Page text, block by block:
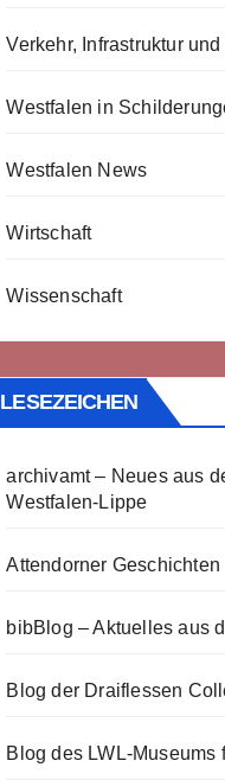
Verkehr, Infrastruktur
Westfalen in
Westfalen News
Wirtschaft
Wissenschaft
LESEZEICHEN
archivamt – Neues aus
Westfalen-Lippe
Attendorner Geschichten
bibBlog – Aktuelles aus
Blog der Draiflessen
Blog des LWL-Museums